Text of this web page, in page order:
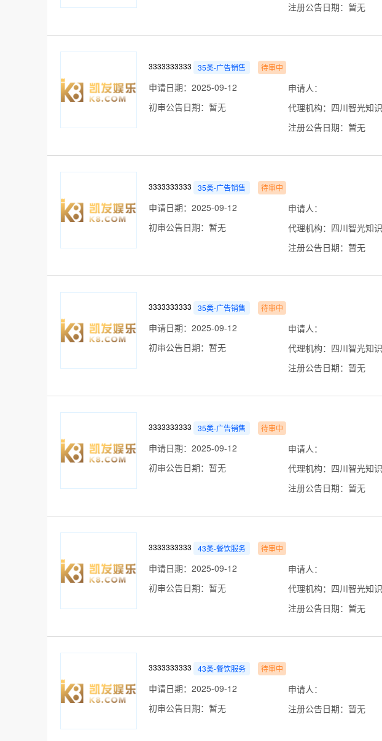
注册公告日期：暂无
3333333333 35类-广告销售 待审中
申请日期：2025-09-12
初审公告日期：暂无
申请人：
代理机构：四川智光知
注册公告日期：暂无
3333333333 35类-广告销售 待审中
申请日期：2025-09-12
初审公告日期：暂无
申请人：
代理机构：四川智光知
注册公告日期：暂无
3333333333 35类-广告销售 待审中
申请日期：2025-09-12
初审公告日期：暂无
申请人：
代理机构：四川智光知
注册公告日期：暂无
3333333333 35类-广告销售 待审中
申请日期：2025-09-12
初审公告日期：暂无
申请人：
代理机构：四川智光知
注册公告日期：暂无
3333333333 43类-餐饮服务 待审中
申请日期：2025-09-12
初审公告日期：暂无
申请人：
代理机构：四川智光知
注册公告日期：暂无
3333333333 43类-餐饮服务 待审中
申请日期：2025-09-12
初审公告日期：暂无
申请人：
注册公告日期：暂无